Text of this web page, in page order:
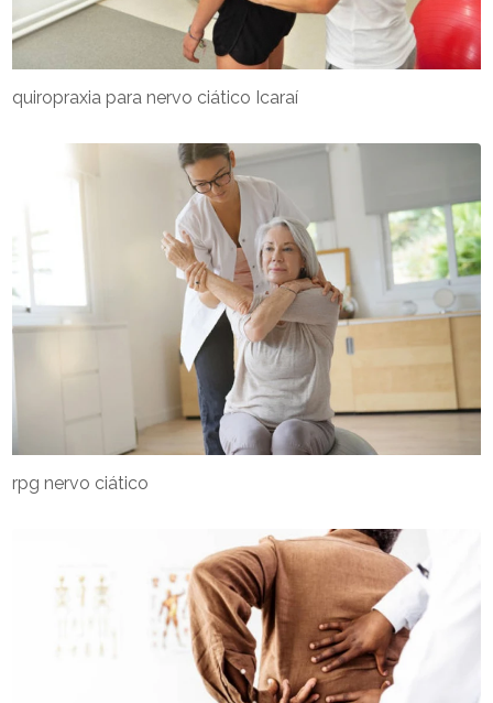
rpg nervo ciático
quiropraxia para nervo ciático Icaraí